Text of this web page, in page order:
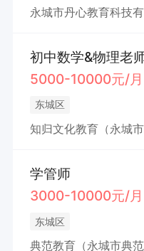
永城市丹心教育科技
5000-10000元/月
东城区
学管师
3000-10000元/月
东城区
典范教育（永城市典